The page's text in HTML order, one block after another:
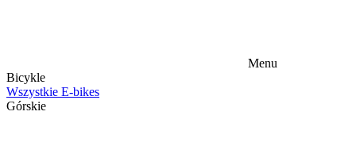
Menu
Bicykle
Wszystkie E-bikes
Górskie